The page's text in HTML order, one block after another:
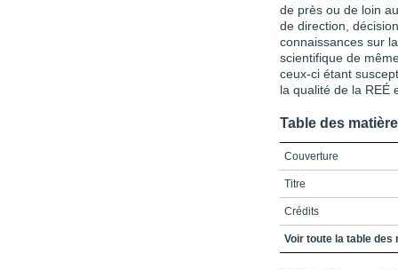
de près ou de loin
de direction,
connaissances sur
scientifique de
ceux-ci étant
la qualité de la REÉ
Table des
Couverture
Titre
Crédits
Préface
Voir toute la table des